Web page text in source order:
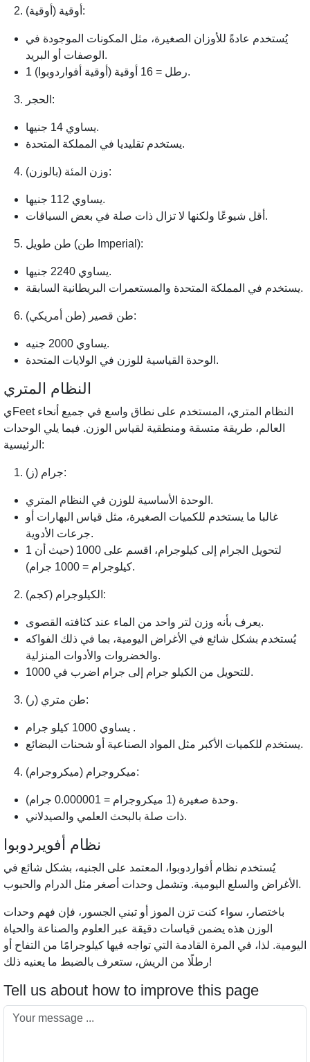
أوقية (أوقية):
يُستخدم عادةً للأوزان الصغيرة، مثل المكونات الموجودة في
الوصفات أو البريد.
1 رطل = 16 أوقية (أوقية أفواردوبوا).
الحجر:
يساوي 14 جنيها.
يستخدم تقليديا في المملكة المتحدة.
وزن المئة (بالوزن):
يساوي 112 جنيها.
أقل شيوعًا ولكنها لا تزال ذات صلة في بعض السياقات.
طن طويل (طن Imperial):
يساوي 2240 جنيها.
يستخدم في المملكة المتحدة والمستعمرات البريطانية السابقة.
طن قصير (طن أمريكي):
يساوي 2000 جنيه.
الوحدة القياسية للوزن في الولايات المتحدة.
النظام المتري
يFeet النظام المتري، المستخدم على نطاق واسع في جميع أنحاء
العالم، طريقة متسقة ومنطقية لقياس الوزن. فيما يلي الوحدات
الرئيسية:
جرام (ز):
الوحدة الأساسية للوزن في النظام المتري.
غالبا ما يستخدم للكميات الصغيرة، مثل قياس البهارات أو
جرعات الأدوية.
لتحويل الجرام إلى كيلوجرام، اقسم على 1000 (حيث أن 1
كيلوجرام = 1000 جرام).
الكيلوجرام (كجم):
يعرف بأنه وزن لتر واحد من الماء عند كثافته القصوى.
يُستخدم بشكل شائع في الأغراض اليومية، بما في ذلك الفواكه
والخضروات والأدوات المنزلية.
للتحويل من الكيلو جرام إلى جرام اضرب في 1000.
طن متري (ر):
يساوي 1000 كيلو جرام .
يستخدم للكميات الأكبر مثل المواد الصناعية أو شحنات البضائع.
ميكروجرام (ميكروجرام):
وحدة صغيرة (1 ميكروجرام = 0.000001 جرام).
ذات صلة بالبحث العلمي والصيدلاني.
نظام أفويردوبوا
يُستخدم نظام أفواردوبوا، المعتمد على الجنيه، بشكل شائع في
الأغراض والسلع اليومية. وتشمل وحدات أصغر مثل الدرام والحبوب.
باختصار، سواء كنت تزن الموز أو تبني الجسور، فإن فهم وحدات
الوزن هذه يضمن قياسات دقيقة عبر العلوم والصناعة والحياة
اليومية. لذا، في المرة القادمة التي تواجه فيها كيلوجرامًا من التفاح أو
رطلًا من الريش، ستعرف بالضبط ما يعنيه ذلك!
Tell us about how to improve this page